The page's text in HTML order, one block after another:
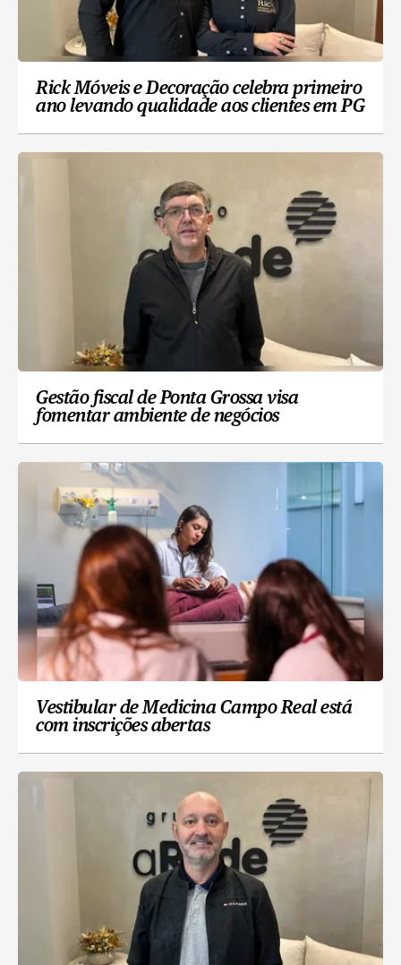
Rick Móveis e Decoração celebra primeiro
ano levando qualidade aos clientes em PG
Gestão fiscal de Ponta Grossa visa
fomentar ambiente de negócios
Vestibular de Medicina Campo Real está
com inscrições abertas